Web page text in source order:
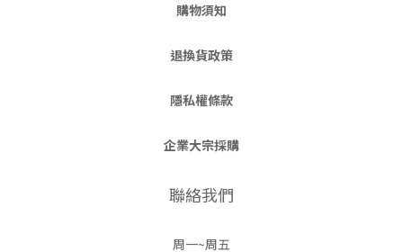
購物須知
退換貨政策
隱私權條款
企業大宗採購
聯絡我們
周一~周五